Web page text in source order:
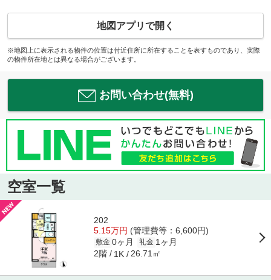
地図アプリで開く
※地図上に表示される物件の位置は付近住所に所在することを表すものであり、実際
の物件所在地とは異なる場合がございます。
お問い合わせ(無料)
空室一覧
202
5.15万円 (管理費等：6,600円)
敷金 0ヶ月 礼金 1ヶ月
2階 1K 26.71㎡